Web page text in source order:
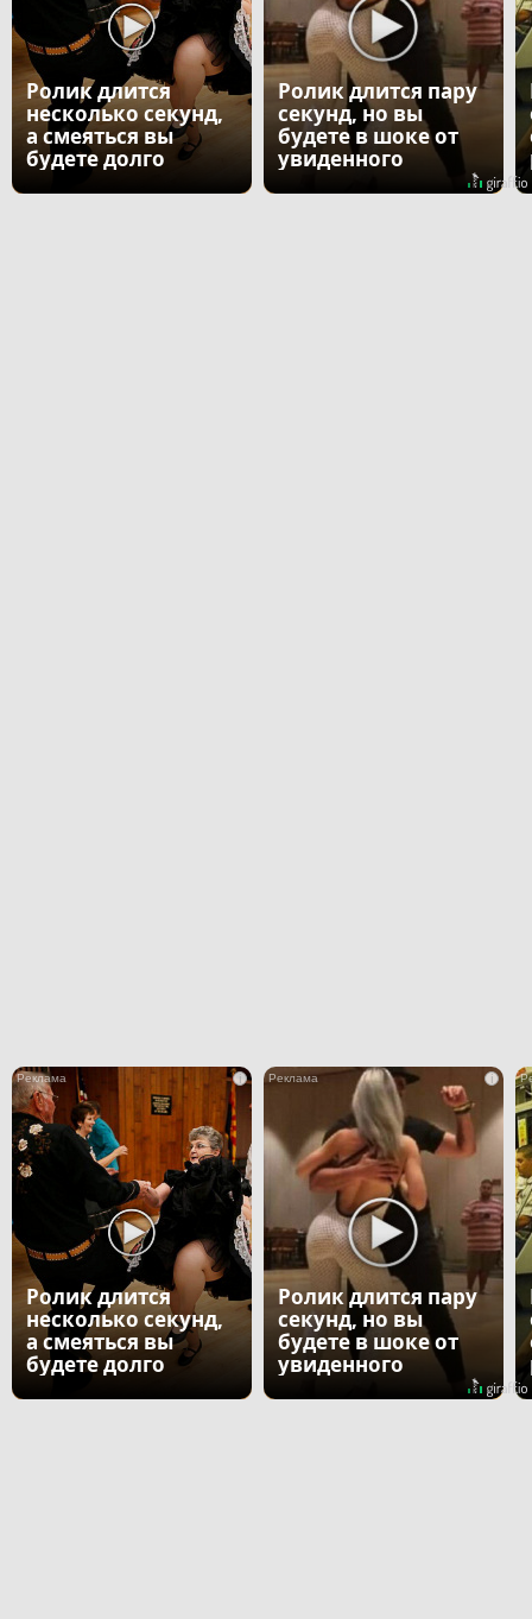
Ролик длится
несколько секунд,
а смеяться вы
будете долго
Ролик длится пару
секунд, но вы
будете в шоке от
увиденного
i
Ролик длится
несколько секунд,
а смеяться вы
будете долго
i
Ролик длится пару
секунд, но вы
будете в шоке от
увиденного